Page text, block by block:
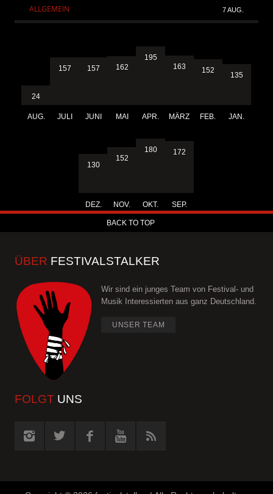
ALLGEMEIN 7 AUG.
24
AUG.
157
JULI
157
JUNI
162
MAI
195
APR.
163
MÄRZ
152
FEB.
135
JAN.
130
DEZ.
152
NOV.
180
OKT.
172
SEP.
BACK TO TOP
ÜBER FESTIVALSTALKER
Wir sind ein junges Team von Festival- und
Musik Interessierten aus ganz Deutschland.
UNSER TEAM
FOLGT UNS